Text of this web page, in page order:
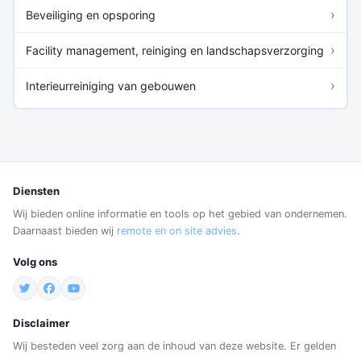
Beveiliging en opsporing ›
Facility management, reiniging en landschapsverzorging ›
Interieurreiniging van gebouwen ›
Diensten
Wij bieden online informatie en tools op het gebied van ondernemen.
Daarnaast bieden wij remote en on site advies.
Volg ons
Disclaimer
Wij besteden veel zorg aan de inhoud van deze website. Er gelden